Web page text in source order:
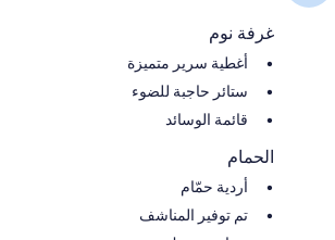
غرفة نوم
أغطية سرير متميزة
ستائر حاجبة للضوء
قائمة الوسائد
الحمام
أردية حمّام
تم توفير المناشف